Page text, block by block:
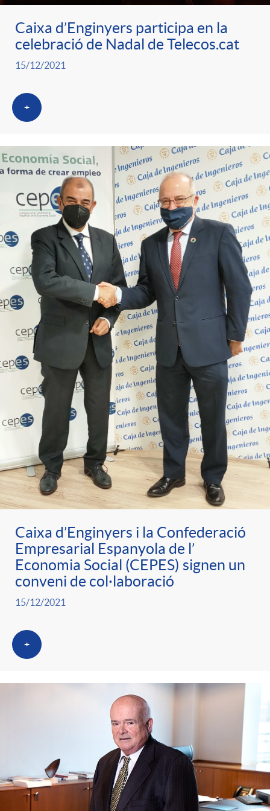
g
o
r
a
s
Caixa d’Enginyers participa en la
celebració de Nadal de Telecos.cat
15/12/2021
+
Caixa d’Enginyers i la Confederació
Empresarial Espanyola de l’
Economia Social (CEPES) signen un
conveni de col·laboració
15/12/2021
+